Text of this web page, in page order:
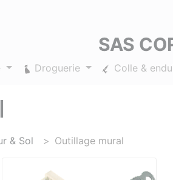
SAS
Droguerie Colle &
& Sol Outillage mural